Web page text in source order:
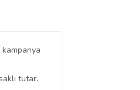
kampanya
tutar.